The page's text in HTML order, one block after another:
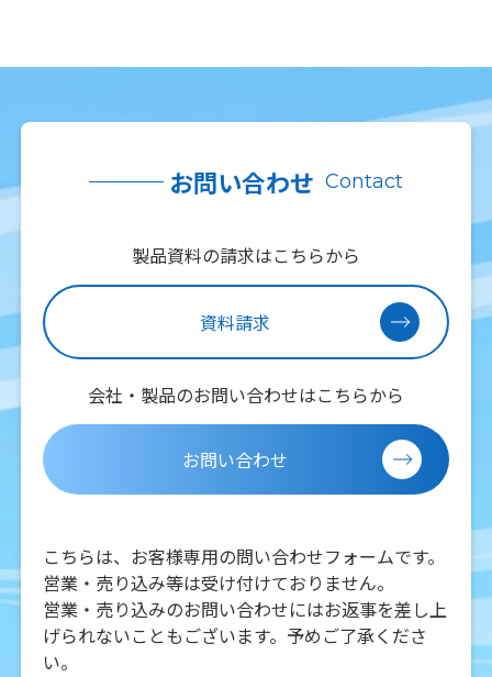
お問い合わせ Contact
製品資料の請求はこちらから
資料請求
会社・製品のお問い合わせはこちらから
お問い合わせ
こちらは、お客様専用の問い合わせフォームです。
営業・売り込み等は受け付けておりません。
営業・売り込みのお問い合わせにはお返事を差し上
げられないこともございます。予めご了承くださ
い。